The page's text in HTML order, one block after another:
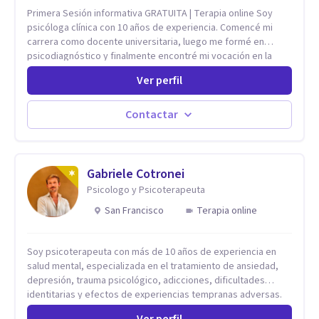
Primera Sesión informativa GRATUITA | Terapia online Soy
psicóloga clínica con 10 años de experiencia. Comencé mi
carrera como docente universitaria, luego me formé en
psicodiagnóstico y finalmente encontré mi vocación en la
psicología integrativa con orientación cognitiva. Mucho antes
de la pandemia empecé a trabajar online, y aunque a veces se
la ve como “distinta”, para mí es solo un medio que nos
permite conectar desde cualquier parte del mundo. Mis
pacientes suelen decirme que sienten la misma cercanía y
de tiempo, mayor privacidad y flexibilidad, sin perder la
eficacia ni la calidad del proceso terapéutico.
Ver perfil
Contactar
Gabriele Cotronei
Psicologo y Psicoterapeuta
San Francisco
Terapia online
Soy psicoterapeuta con más de 10 años de experiencia en
salud mental, especializada en el tratamiento de ansiedad,
depresión, trauma psicológico, adicciones, dificultades
identitarias y efectos de experiencias tempranas adversas.
Ofrezco un espacio terapéutico seguro, confidencial y